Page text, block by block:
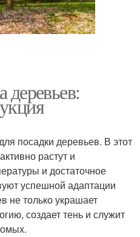
деревьев:
посадки деревьев. В этот
растут и
и достаточное
успешной адаптации
не только украшает
создает тень и служит